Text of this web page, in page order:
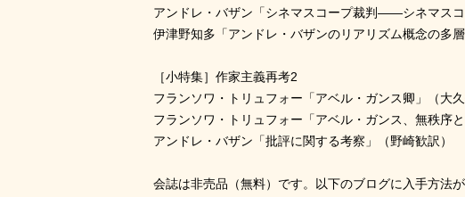
アンドレ・バザン「シネマスコープ裁判――シネマス
伊津野知多「アンドレ・バザンのリアリズム概念の多層
［小特集］作家主義再考2
フランソワ・トリュフォー「アベル・ガンス卿」（大久
フランソワ・トリュフォー「アベル・ガンス、無秩序
アンドレ・バザン「批評に関する考察」（野崎歓訳）
会誌は非売品（無料）です。以下のブログに入手方法が